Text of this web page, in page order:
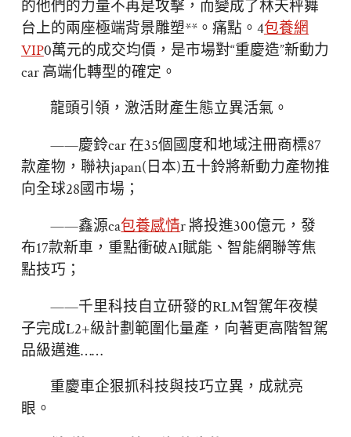
的他們的力量不再是攻擊，而變成了林天秤舞
台上的兩座極端背景雕塑**。痛點。4包養網
VIP0萬元的成交均價，是市場對“重慶造”新動力
car 高端化轉型的確定。
龍頭引領，激活財產生態立異活氣。
——慶鈴car 在35個國度和地域注冊商標87
款產物，聯袂japan(日本)五十鈴將新動力產物推
向全球28國市場；
——鑫源ca包養感情r 將投進300億元，發
布17款新車，重點衝破AI賦能、智能網聯等焦
點技巧；
——千里科技自立研發的RLM智駕年夜模
子完成L2+級計劃範圍化量產，向著更高階智駕
品級邁進……
重慶車企狠抓科技與技巧立異，成就亮
眼。